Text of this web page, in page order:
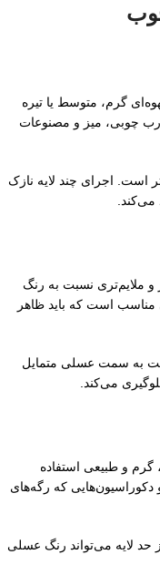
گرم، متوسط یا تیره
چوبی، میز و مصنوعات
است. اجرای چند لایه نازک
می‌کند.
ملایم‌تری نسبت به رنگ
مناسب است که باید ظاهر
به سمت عسلی متمایل
می‌کند.
و طبیعی استفاده
که رگه‌های
حد لایه می‌تواند رنگ عسلی